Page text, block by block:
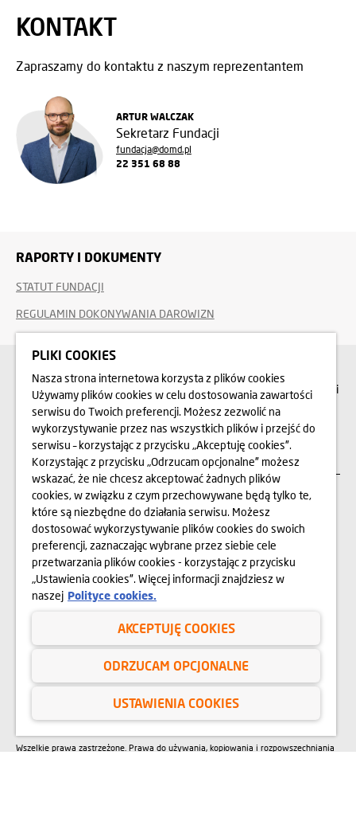
KONTAKT
Zapraszamy do kontaktu z naszym reprezentantem
ARTUR WALCZAK
Sekretarz Fundacji
fundacja@domd.pl
22 351 68 88
RAPORTY I DOKUMENTY
STATUT FUNDACJI
REGULAMIN DOKONYWANIA DAROWIZN
Chcesz zgłosić akcję charytatywną?
Napisz do nas propozycję działań do jakich chcesz, byśmy dołączyli
NAPISZ DO NAS
SIEDZIBA
FUNDACJA NASZ DOM
00-078 Warszawa, Pl. Piłsudskiego 3,
budynek Metropolitan, wejście nr 3
Wszelkie prawa zastrzeżone. Prawa do używania, kopiowania i rozpowszechniania
PLIKI COOKIES
Nasza strona internetowa korzysta z plików cookies
Używamy plików cookies w celu dostosowania zawartości
serwisu do Twoich preferencji. Możesz zezwolić na
wykorzystywanie przez nas wszystkich plików i przejść do
serwisu – korzystając z przycisku „Akceptuję cookies”.
Korzystając z przycisku „Odrzucam opcjonalne” możesz
wskazać, że nie chcesz akceptować żadnych plików
cookies, w związku z czym przechowywane będą tylko te,
które są niezbędne do działania serwisu. Możesz
dostosować wykorzystywanie plików cookies do swoich
preferencji, zaznaczając wybrane przez siebie cele
przetwarzania plików cookies - korzystając z przycisku
„Ustawienia cookies”. Więcej informacji znajdziesz w
naszej Polityce cookies.
AKCEPTUJĘ COOKIES
ODRZUCAM OPCJONALNE
USTAWIENIA COOKIES